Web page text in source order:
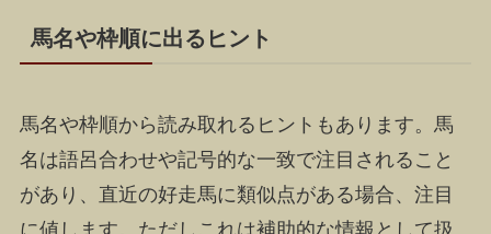
馬名や枠順に出るヒント
馬名や枠順から読み取れるヒントもあります。馬
名は語呂合わせや記号的な一致で注目されること
があり、直近の好走馬に類似点がある場合、注目